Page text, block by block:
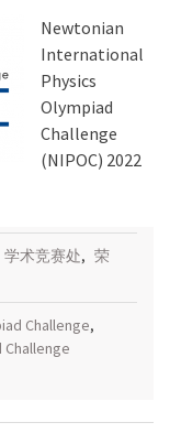
Newtonian
International
Physics
Olympiad
Challenge
(NIPOC) 2022
学术竞赛处, 荣
Challenge,